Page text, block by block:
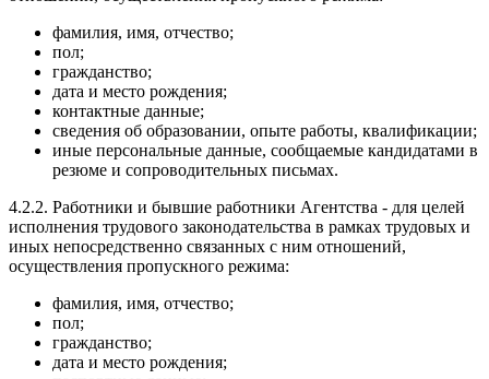
фамилия, имя, отчество;
пол;
гражданство;
дата и место рождения;
контактные данные;
сведения об образовании, опыте работы, квалификации;
иные персональные данные, сообщаемые кандидатами в
резюме и сопроводительных письмах.
4.2.2. Работники и бывшие работники Агентства - для целей
исполнения трудового законодательства в рамках трудовых и
иных непосредственно связанных с ним отношений,
осуществления пропускного режима:
фамилия, имя, отчество;
пол;
гражданство;
дата и место рождения;